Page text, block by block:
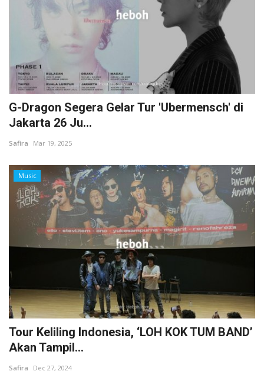
G-Dragon Segera Gelar Tur 'Ubermensch' di
Jakarta 26 Ju...
Safira Mar 19, 2025
Music
Tour Keliling Indonesia, ‘LOH KOK TUM BAND’
Akan Tampil...
Safira Dec 27, 2024